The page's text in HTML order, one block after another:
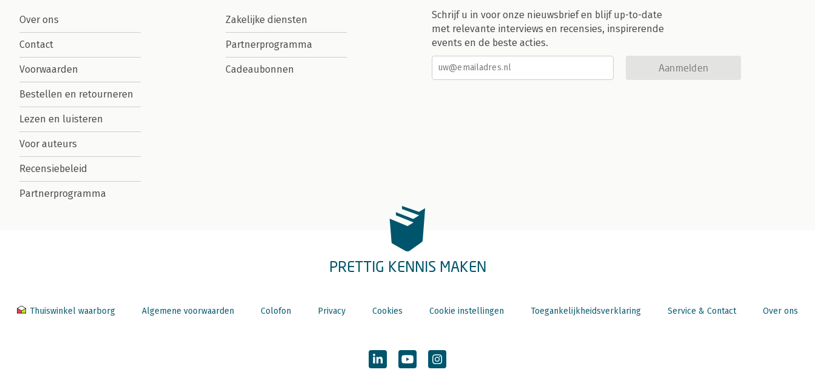
Over ons
Contact
Voorwaarden
Bestellen en retourneren
Lezen en luisteren
Voor auteurs
Recensiebeleid
Partnerprogramma
Zakelijke diensten
Partnerprogramma
Cadeaubonnen
Schrijf u in voor onze nieuwsbrief en blijf up-to-date
met relevante interviews en recensies, inspirerende
events en de beste acties.
Aanmelden
PRETTIG KENNIS MAKEN
Thuiswinkel waarborg Algemene voorwaarden Colofon Privacy Cookies Cookie instellingen Toegankelijkheidsverklaring Service & Contact Over ons